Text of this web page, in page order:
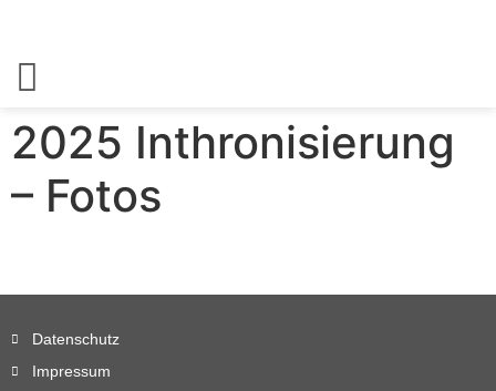
2025 Inthronisierung
– Fotos
Datenschutz
Impressum